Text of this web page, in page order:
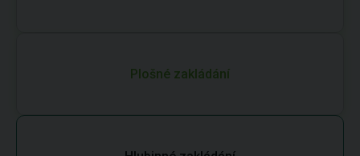
Plošné zakládání